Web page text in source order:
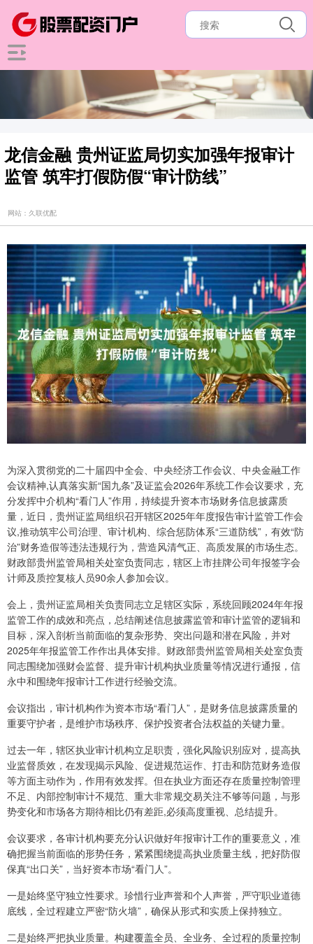
龙信金融 贵州证监局切实加强年报审计
监管 筑牢打假防假“审计防线”
网站：久联优配
为深入贯彻党的二十届四中全会、中央经济工作会议、中央金融工作
会议精神,认真落实新“国九条”及证监会2026年系统工作会议要求，充
分发挥中介机构“看门人”作用，持续提升资本市场财务信息披露质
量，近日，贵州证监局组织召开辖区2025年年度报告审计监管工作会
议,推动筑牢公司治理、审计机构、综合惩防体系“三道防线”，有效“防
治”财务造假等违法违规行为，营造风清气正、高质发展的市场生态。
财政部贵州监管局相关处室负责同志，辖区上市挂牌公司年报签字会
计师及质控复核人员90余人参加会议。
会上，贵州证监局相关负责同志立足辖区实际，系统回顾2024年年报
监管工作的成效和亮点，总结阐述信息披露监管和审计监管的逻辑和
目标，深入剖析当前面临的复杂形势、突出问题和潜在风险，并对
2025年年报监管工作作出具体安排。财政部贵州监管局相关处室负责
同志围绕加强财会监督、提升审计机构执业质量等情况进行通报，信
永中和围绕年报审计工作进行经验交流。
会议指出，审计机构作为资本市场“看门人”，是财务信息披露质量的
重要守护者，是维护市场秩序、保护投资者合法权益的关键力量。
过去一年，辖区执业审计机构立足职责，强化风险识别应对，提高执
业监督质效，在发现揭示风险、促进规范运作、打击和防范财务造假
等方面主动作为，作用有效发挥。但在执业方面还存在质量控制管理
不足、内部控制审计不规范、重大非常规交易关注不够等问题，与形
势变化和市场各方期待相比仍有差距,必须高度重视、总结提升。
会议要求，各审计机构要充分认识做好年报审计工作的重要意义，准
确把握当前面临的形势任务，紧紧围绕提高执业质量主线，把好防假
保真“出口关”，当好资本市场“看门人”。
一是始终坚守独立性要求。珍惜行业声誉和个人声誉，严守职业道德
底线，全过程建立严密“防火墙”，确保从形式和实质上保持独立。
二是始终严把执业质量。构建覆盖全员、全业务、全过程的质量控制